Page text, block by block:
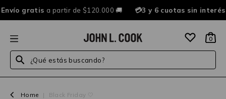
gratisa partir de $120.000 🚚 💳3 y 6 cuotas sin interés
0
¿Qué estás buscando?
Home | Black Friday 🤍